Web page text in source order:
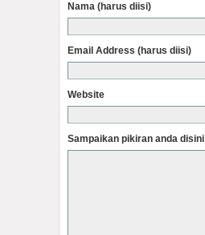
Nama (harus diisi)
Email Address (harus diisi)
Website
Sampaikan pikiran anda disini